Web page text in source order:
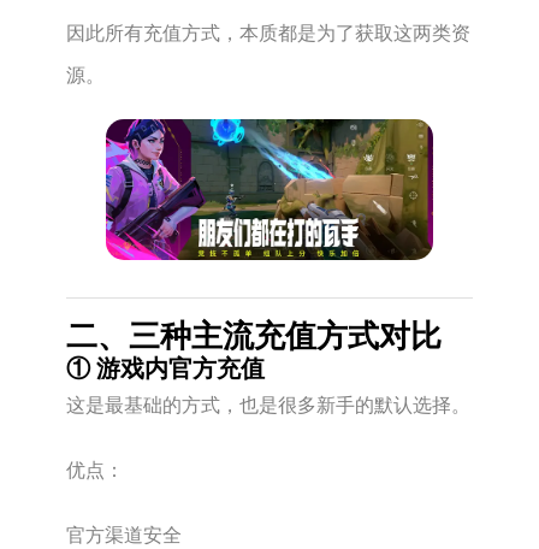
因此所有充值方式，本质都是为了获取这两类资
源。
二、三种主流充值方式对比
① 游戏内官方充值
这是最基础的方式，也是很多新手的默认选择。
优点：
官方渠道安全